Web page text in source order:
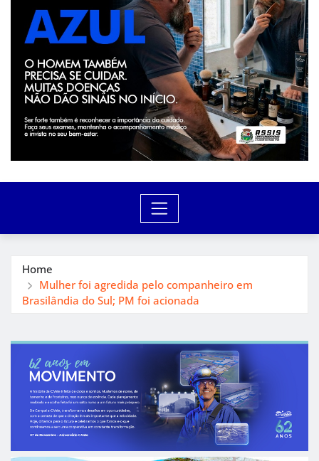
Home
Mulher foi agredida pelo companheiro em
Brasilândia do Sul; PM foi acionada